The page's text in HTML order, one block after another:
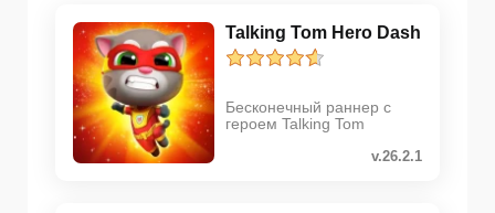
Talking Tom Hero Dash
Бесконечный раннер с
героем Talking Tom
v.26.2.1